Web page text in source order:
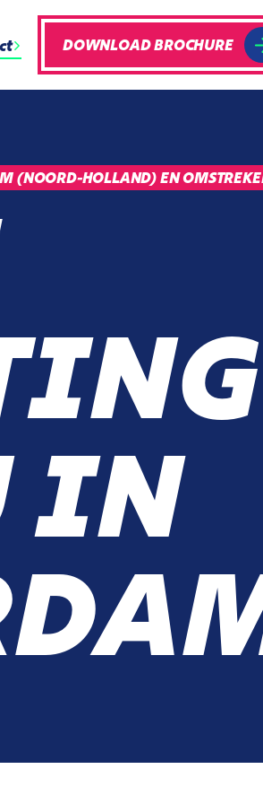
DOWNLOAD BROCHURE
(NOORD-HOLLAND) EN
IN